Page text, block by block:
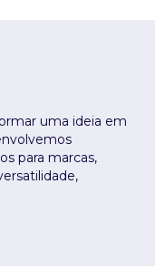
uma ideia em
para marcas,